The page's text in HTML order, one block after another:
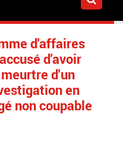
d'affaires
d'avoir
d'un
en
non coupable